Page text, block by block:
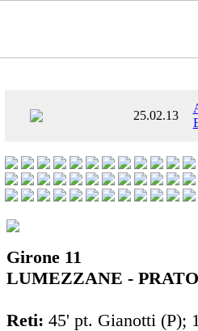
25.02.13
Girone 11
LUMEZZANE -
Reti: 45' pt. Gianotti (P);